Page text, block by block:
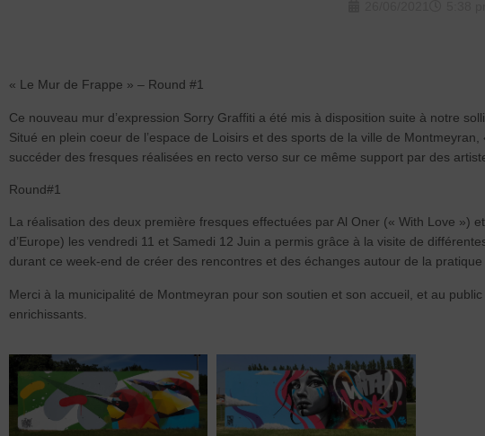
« Le Mur de Frappe » – Round #1
Ce nouveau mur d’expression Sorry Graffiti a été mis à disposition suite à notre
Situé en plein coeur de l’espace de Loisirs et des sports de la ville de
succéder des fresques réalisées en recto verso sur ce même support par des
Round#1
La réalisation des deux première fresques effectuées par Al Oner (« With Love »)
d’Europe) les vendredi 11 et Samedi 12 Juin a permis grâce à la visite de
durant ce week-end de créer des rencontres et des échanges autour de la
Merci à la municipalité de Montmeyran pour son soutien et son accueil, et au
enrichissants.